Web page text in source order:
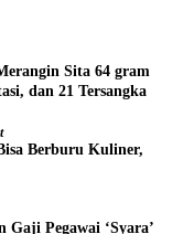
Sita 64 gram
dan 21 Tersangka
Berburu Kuliner,
Pegawai ‘Syara’